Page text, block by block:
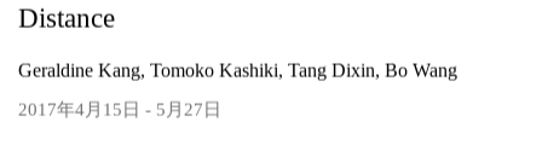
Distance
Geraldine Kang, Tomoko Kashiki, Tang Dixin, Bo Wang
2017年4月15日 - 5月27日